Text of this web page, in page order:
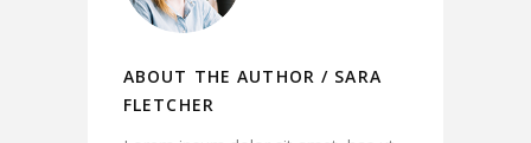
ABOUT THE AUTHOR / SARA
FLETCHER